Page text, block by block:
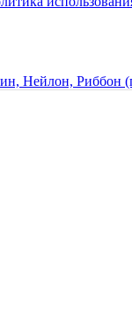
Нейлон, Риббон